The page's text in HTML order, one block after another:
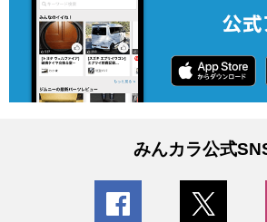
みんカラ公式